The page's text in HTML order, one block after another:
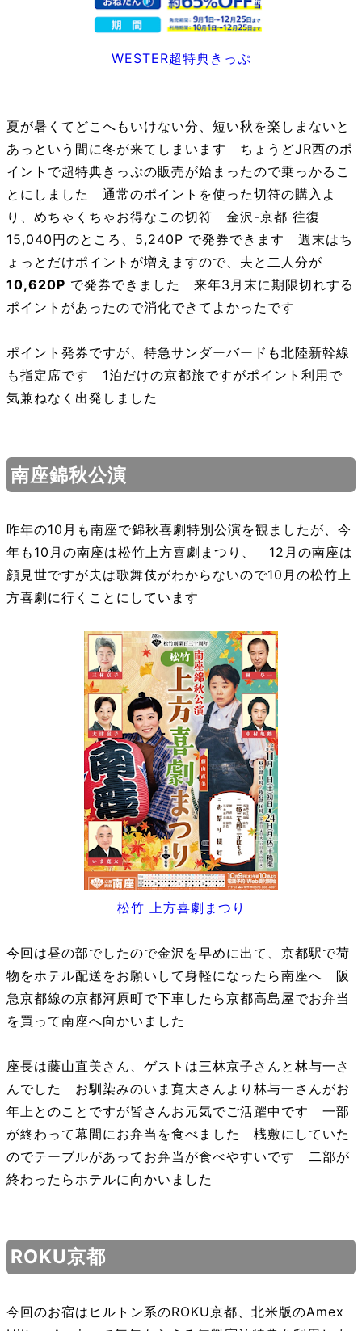
WESTER超特典きっぷ
夏が暑くてどこへもいけない分、短い秋を楽しまないと
あっという間に冬が来てしまいます ちょうどJR西のポ
イントで超特典きっぷの販売が始まったので乗っかるこ
とにしました 通常のポイントを使った切符の購入よ
り、めちゃくちゃお得なこの切符 金沢-京都 往復
15,040円のところ、5,240P で発券できます 週末はち
ょっとだけポイントが増えますので、夫と二人分が
10,620P で発券できました 来年3月末に期限切れする
ポイントがあったので消化できてよかったです
ポイント発券ですが、特急サンダーバードも北陸新幹線
も指定席です 1泊だけの京都旅ですがポイント利用で
気兼ねなく出発しました
南座錦秋公演
昨年の10月も南座で錦秋喜劇特別公演を観ましたが、今
年も10月の南座は松竹上方喜劇まつり、 12月の南座は
顔見世ですが夫は歌舞伎がわからないので10月の松竹上
方喜劇に行くことにしています
松竹 上方喜劇まつり
今回は昼の部でしたので金沢を早めに出て、京都駅で荷
物をホテル配送をお願いして身軽になったら南座へ 阪
急京都線の京都河原町で下車したら京都高島屋でお弁当
を買って南座へ向かいました
座長は藤山直美さん、ゲストは三林京子さんと林与一さ
んでした お馴染みのいま寛大さんより林与一さんがお
年上とのことですが皆さんお元気でご活躍中です 一部
が終わって幕間にお弁当を食べました 桟敷にしていた
のでテーブルがあってお弁当が食べやすいです 二部が
終わったらホテルに向かいました
ROKU京都
今回のお宿はヒルトン系のROKU京都、北米版のAmex